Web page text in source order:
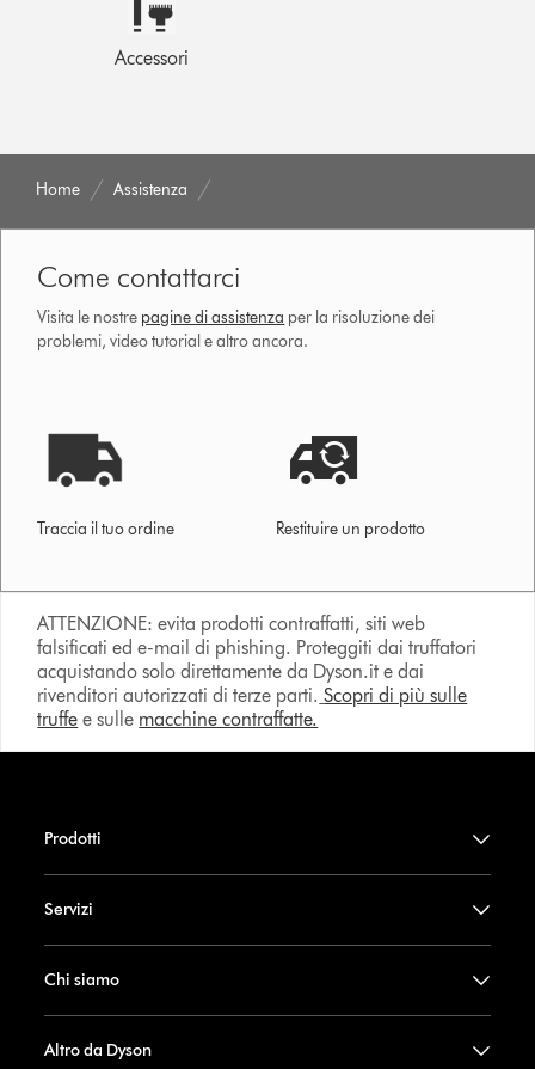
Accessori
Home Assistenza
Come contattarci
Visita le nostre pagine di assistenza per la risoluzione dei
problemi, video tutorial e altro ancora.
Traccia il tuo ordine Restituire un prodotto
ATTENZIONE: evita prodotti contraffatti, siti web
falsificati ed e-mail di phishing. Proteggiti dai truffatori
acquistando solo direttamente da Dyson.it e dai
rivenditori autorizzati di terze parti. Scopri di più sulle
truffe e sulle macchine contraffatte.
Prodotti
Servizi
Chi siamo
Altro da Dyson